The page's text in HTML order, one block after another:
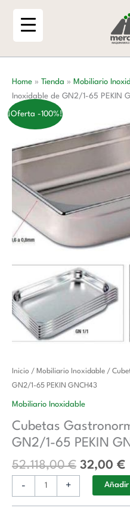
Home » Tienda » Mobiliario
Inoxidable de GN2/1-65 PEKIN
¡Oferta -100%!
Inicio / Mobiliario Inoxidable /
GN2/1-65 PEKIN GNCH43
Mobiliario Inoxidable
Cubetas
GN2/1-65 PEKIN
52.118,00€
El
precio
original
32,00 €
-
Cubetas
Gastronorm
Acero
de
GN2/1-
PEKIN
GNCH43
cantidad
+
GN2/1-
65
GNCH43
cantidad